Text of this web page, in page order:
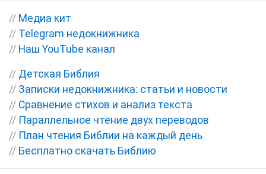
// Медиа кит
// Telegram недокнижника
// Наш YouTube канал
// Детская Библия
// Записки недокнижника: статьи и новости
// Сравнение стихов и анализ текста
// Параллельное чтение двух переводов
// План чтения Библии на каждый день
// Бесплатно скачать Библию